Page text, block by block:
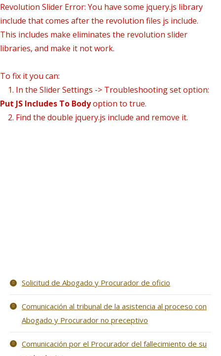
Revolution Slider Error: You have some jquery.js library
include that comes after the revolution files js include.
This includes make eliminates the revolution slider
libraries, and make it not work.
To fix it you can:
1. In the Slider Settings -> Troubleshooting set option:
Put JS Includes To Bodyoption to true.
2. Find the double jquery.js include and remove it.
Solicitud de Abogado y Procurador de oficio
Comunicación al tribunal de la asistencia al proceso con
Abogado y Procurador no preceptivo
Comunicación por el Procurador del fallecimiento de su